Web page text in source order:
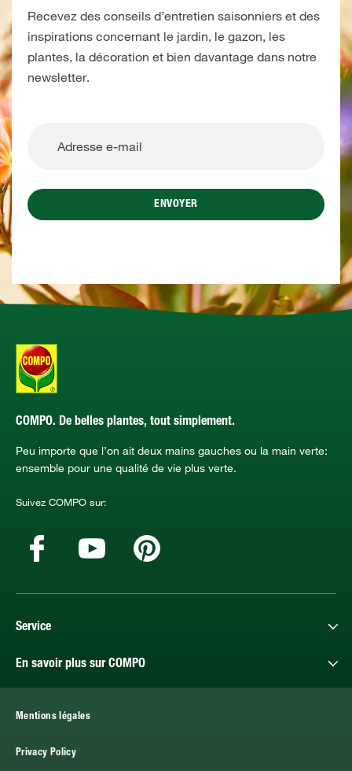
Recevez des conseils d’entretien saisonniers et des
inspirations concernant le jardin, le gazon, les
plantes, la décoration et bien davantage dans notre
newsletter.
ENVOYER
COMPO. De belles plantes, tout simplement.
Peu importe que l’on ait deux mains gauches ou la main verte:
ensemble pour une qualité de vie plus verte.
Suivez COMPO sur:
Service
En savoir plus sur COMPO
Mentions légales
Privacy Policy